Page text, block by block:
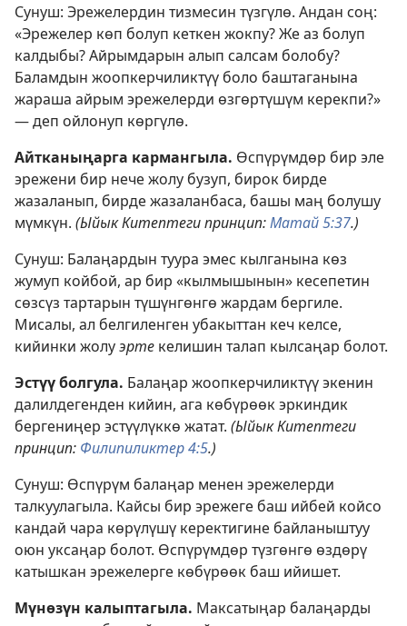
Сунуш: Эрежелердин тизмесин түзгүлө. Андан соң:
«Эрежелер көп болуп кеткен жокпу? Же аз болуп
калдыбы? Айрымдарын алып салсам болобу?
Баламдын жоопкерчиликтүү боло баштаганына
жараша айрым эрежелерди өзгөртүшүм керекпи?»
— деп ойлонуп көргүлө.
Айтканыңарга кармангыла. Өспүрүмдөр бир эле
эрежени бир нече жолу бузуп, бирок бирде
жазаланып, бирде жазаланбаса, башы маң болушу
мүмкүн. (Ыйык Китептеги принцип:Матай 5:37.)
Сунуш: Балаңардын туура эмес кылганына көз
жумуп койбой, ар бир «кылмышынын» кесепетин
сөзсүз тартарын түшүнгөнгө жардам бергиле.
Мисалы, ал белгиленген убакыттан кеч келсе,
кийинки жолуэрте келишин талап кылсаңар болот.
Эстүү болгула. Балаңар жоопкерчиликтүү экенин
далилдегенден кийин, ага көбүрөөк эркиндик
бергениңер эстүүлүккө жатат. (Ыйык Китептеги
принцип: Филипиликтер 4:5.)
Сунуш: Өспүрүм балаңар менен эрежелерди
талкуулагыла. Кайсы бир эрежеге баш ийбей койсо
кандай чара көрүлүшү керектигине байланыштуу
оюн уксаңар болот. Өспүрүмдөр түзгөнгө өздөрү
катышкан эрежелерге көбүрөөк баш ийишет.
Мүнөзүн калыптагыла. Максатыңар балаңарды